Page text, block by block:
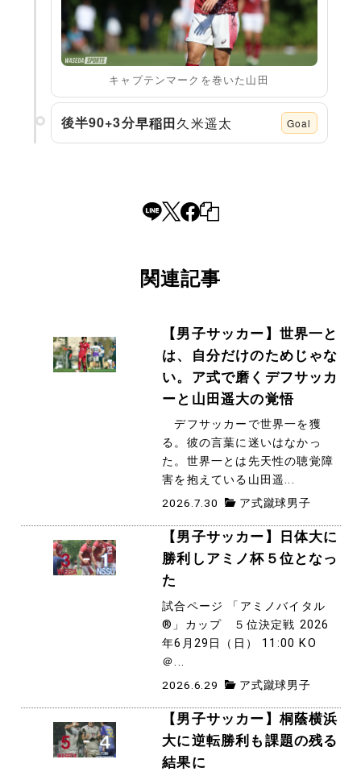
キャプテンマークを巻いた山田
後半90+3分早稲田久米遥太 Goal
関連記事
【男子サッカー】世界一と
は、自分だけのためじゃな
い。ア式で磨くデフサッカ
ーと山田遥大の覚悟
デフサッカーで世界一を獲
る。彼の言葉に迷いはなかっ
た。世界一とは先天性の聴覚障
害を抱えている山田遥...
2026.7.30 ア式蹴球男子
【男子サッカー】日体大に
勝利しアミノ杯５位となっ
た
試合ページ 「アミノバイタル
®」カップ ５位決定戦 2026
年6月29日（日） 11:00 KO
＠...
2026.6.29 ア式蹴球男子
【男子サッカー】桐蔭横浜
大に逆転勝利も課題の残る
結果に